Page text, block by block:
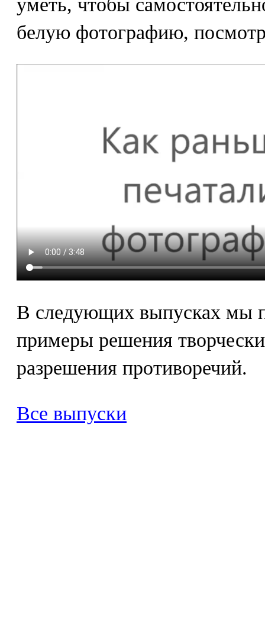
уметь, чтобы
белую фотографию,
В следующих выпусках мы
примеры решения
разрешения противоречий.
Все выпуски